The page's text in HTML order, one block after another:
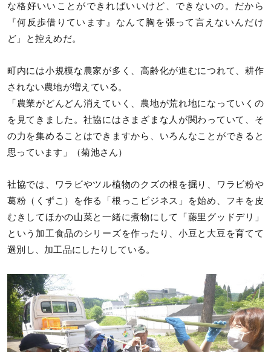
な格好いいことができればいいけど、できないの。だから
『何反歩借りています』なんて胸を張って言えないんだけ
ど」と控えめだ。
町内には小規模な農家が多く、高齢化が進むにつれて、耕作
されない農地が増えている。
「農業がどんどん消えていく、農地が荒れ地になっていくの
を見てきました。社協にはさまざまな人が関わっていて、そ
の力を集めることはできますから、いろんなことができると
思っています」（菊池さん）
社協では、ワラビやツル植物のクズの根を掘り、ワラビ粉や
葛粉（くずこ）を作る「根っこビジネス」を始め、フキを皮
むきしてほかの山菜と一緒に煮物にして「藤里グッドデリ」
という加工食品のシリーズを作ったり、小豆と大豆を育てて
選別し、加工品にしたりしている。